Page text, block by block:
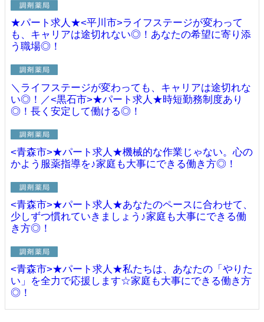
★パート求人★<平川市>ライフステージが変わって
も、キャリアは途切れない◎！あなたの希望に寄り添
う職場◎！
＼ライフステージが変わっても、キャリアは途切れな
い◎！／<黒石市>★パート求人★時短勤務制度あり
◎！長く安定して働ける◎！
<青森市>★パート求人★機械的な作業じゃない。心の
かよう服薬指導を♪家庭も大事にできる働き方◎！
<青森市>★パート求人★あなたのペースに合わせて、
少しずつ慣れていきましょう♪家庭も大事にできる働
き方◎！
<青森市>★パート求人★私たちは、あなたの「やりた
い」を全力で応援します☆家庭も大事にできる働き方
◎！